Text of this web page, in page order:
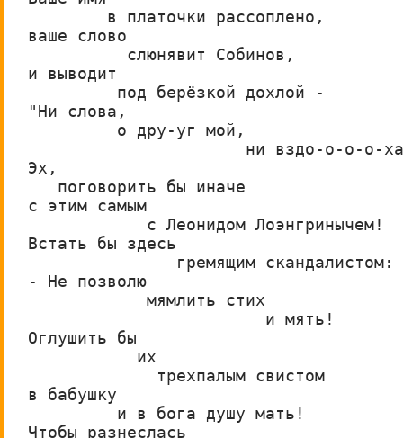
        в платочки рассоплено,
ваше слово
          слюнявит Собинов,
и выводит
         под берёзкой дохлой -
"Ни слова,
         о дру-уг мой,
ни вздо-о-о-о-
Эх,
   поговорить бы иначе
с этим самым
            с Леонидом Лоэнгринычем!
Встать бы здесь
               гремящим скандалистом:
- Не позволю
            мямлить стих
                        и мять!
Оглушить бы
           их
             трехпалым свистом
в бабушку
         и в бога душу мать!
Чтобы разнеслась